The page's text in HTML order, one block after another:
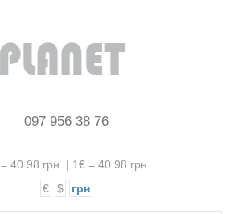
097 956 38 76
40.98 грн | 1€ = 40.98 грн
€
$ грн